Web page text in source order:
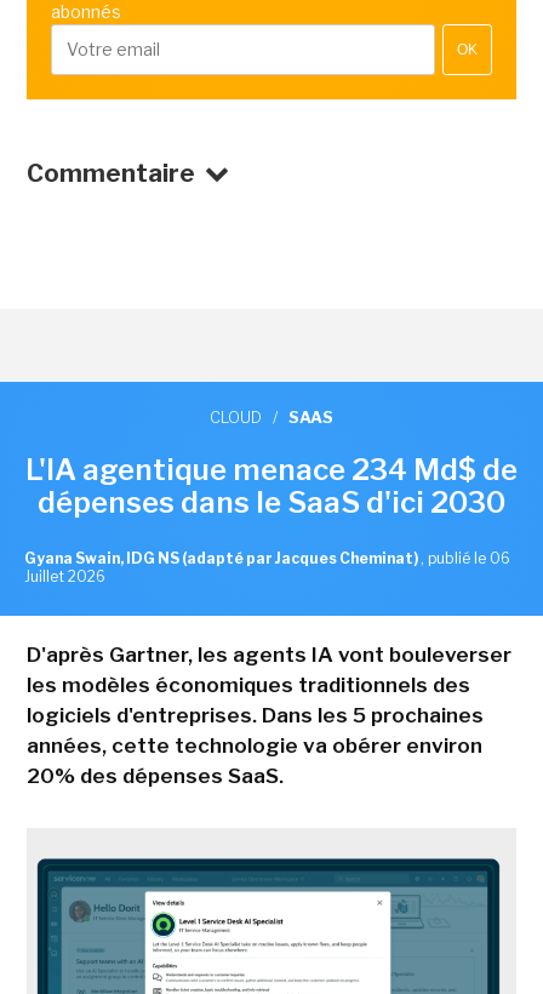
abonnés
OK
Commentaire
CLOUD / SAAS
L'IA agentique menace 234 Md$ de
dépenses dans le SaaS d'ici 2030
Gyana Swain, IDG NS (adapté par Jacques Cheminat) , publié le 06
Juillet 2026
D'après Gartner, les agents IA vont bouleverser
les modèles économiques traditionnels des
logiciels d'entreprises. Dans les 5 prochaines
années, cette technologie va obérer environ
20% des dépenses SaaS.